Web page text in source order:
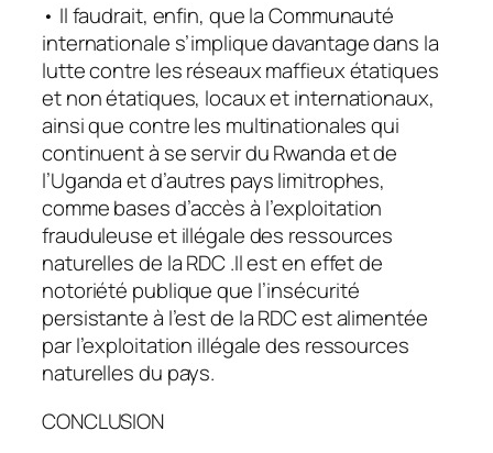
• Il faudrait, enfin, que la Communauté
internationale s’implique davantage dans la
lutte contre les réseaux maffieux étatiques
et non étatiques, locaux et internationaux,
ainsi que contre les multinationales qui
continuent à se servir du Rwanda et de
l’Uganda et d’autres pays limitrophes,
comme bases d’accès à l’exploitation
frauduleuse et illégale des ressources
naturelles de la RDC .Il est en effet de
notoriété publique que l’insécurité
persistante à l’est de la RDC est alimentée
par l’exploitation illégale des ressources
naturelles du pays.
CONCLUSION